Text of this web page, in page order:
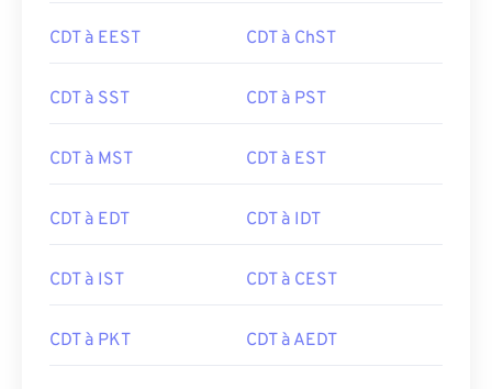
CDT à EEST CDT à ChST
CDT à SST CDT à PST
CDT à MST CDT à EST
CDT à EDT CDT à IDT
CDT à IST CDT à CEST
CDT à PKT CDT à AEDT